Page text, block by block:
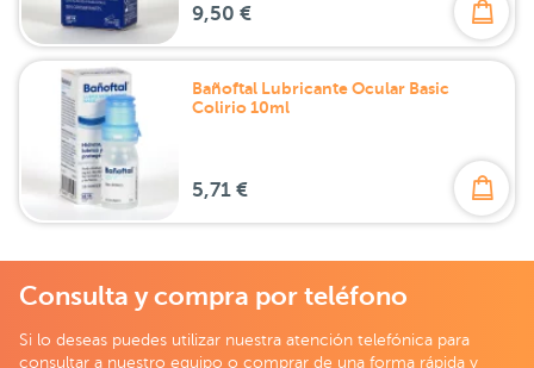
9,50 €
Bañoftal Lubricante Ocular Basic
Colirio 10ml
5,71 €
Consulta y compra por teléfono
Si lo deseas puedes utilizar nuestra atención telefónica para
consultar a nuestro equipo o comprar de una forma rápida y